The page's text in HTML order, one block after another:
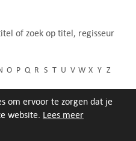
om ervoor te zorgen dat je
website. Lees meer
of zoek op titel, regisseur
O P Q R S T U V W X Y Z